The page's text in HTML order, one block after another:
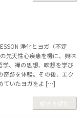
浄化とヨガ（不定
先天性心疾患を機に、興味
学、禅の思想、瞑想を学び
奇跡を体験。その後、エク
ていたヨガをよ […]
続きを読む